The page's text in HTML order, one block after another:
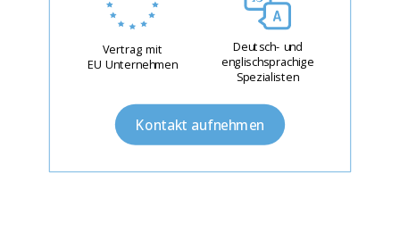
Vertrag mit
EU Unternehmen
Deutsch- und
englischsprachige
Spezialisten
Kontakt aufnehmen